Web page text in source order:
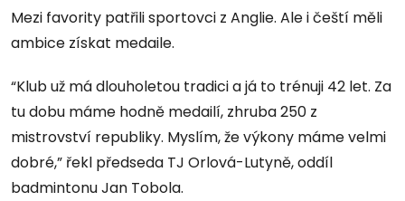
Mezi favority patřili sportovci z Anglie. Ale i čeští měli
ambice získat medaile.
“Klub už má dlouholetou tradici a já to trénuji 42 let. Za
tu dobu máme hodně medailí, zhruba 250 z
mistrovství republiky. Myslím, že výkony máme velmi
dobré,” řekl předseda TJ Orlová-Lutyně, oddíl
badmintonu Jan Tobola.